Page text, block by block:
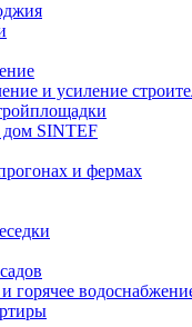
и усиление
SINTEF
и фермах
горячее